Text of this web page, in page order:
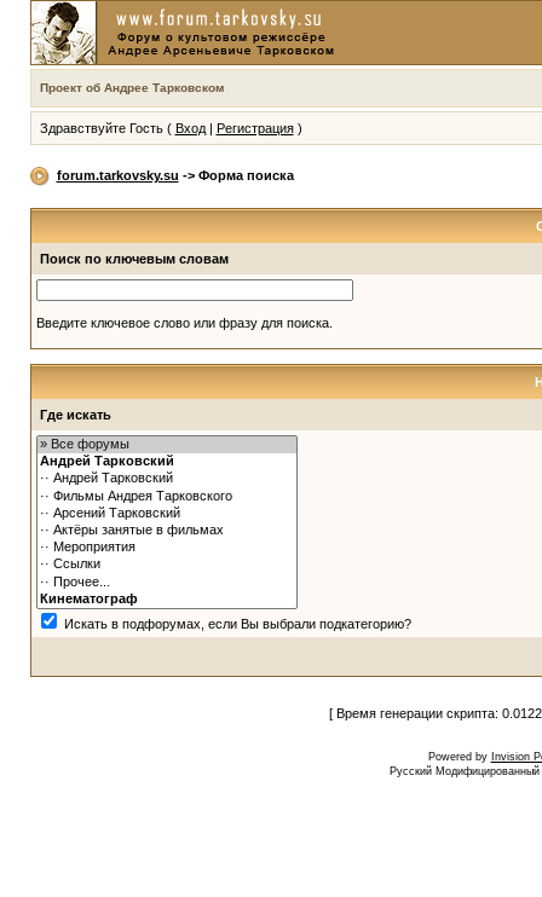
Проект об Андрее Тарковском
Здравствуйте Гость ( Вход| Регистрация)
forum.tarkovsky.su -> Форма поиска
Поиск по ключевым словам
Введите ключевое слово или фразу для поиска.
Где искать
Искать в подфорумах, если Вы выбрали подкатегорию?
[ Время генерации скрипта:
Powered by Invision
Русский